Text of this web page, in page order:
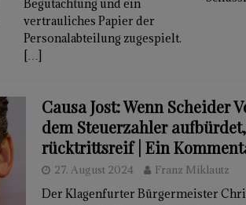
Begutachtung und ein
vertrauliches Papier der
Personalabteilung zugespielt.
[…]
Causa Jost: Wenn Scheider
dem Steuerzahler
rücktrittsreif | Ein
27. August 2024 Franz Miklautz
Der Klagenfurter Bürgermeister